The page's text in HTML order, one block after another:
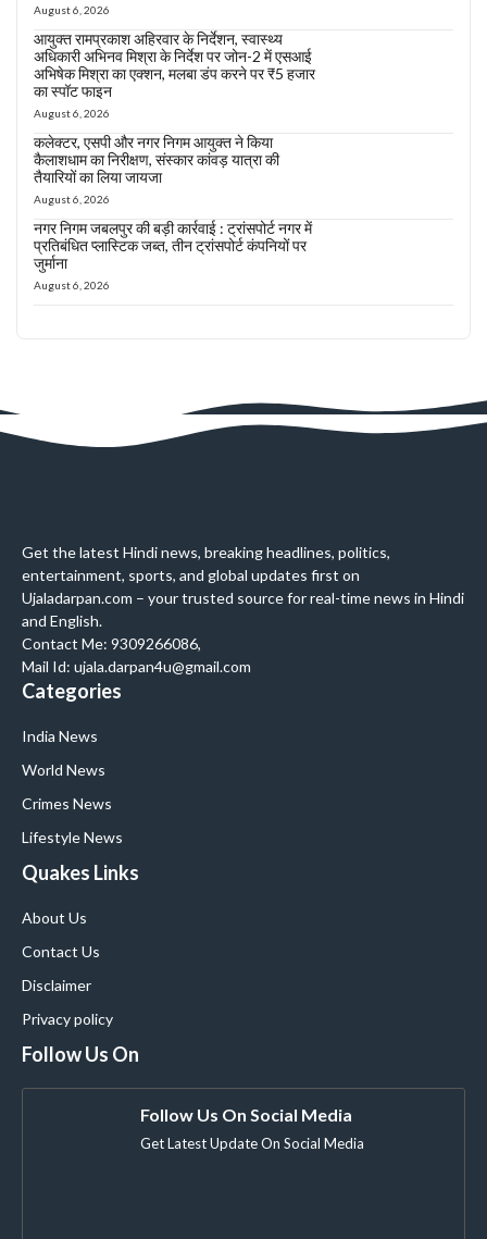
August 6, 2026
आयुक्त रामप्रकाश अहिरवार के निर्देशन, स्वास्थ्य
अधिकारी अभिनव मिश्रा के निर्देश पर जोन-2 में एसआई
अभिषेक मिश्रा का एक्शन, मलबा डंप करने पर ₹5 हजार
का स्पॉट फाइन
August 6, 2026
कलेक्टर, एसपी और नगर निगम आयुक्त ने किया
कैलाशधाम का निरीक्षण, संस्कार कांवड़ यात्रा की
तैयारियों का लिया जायजा
August 6, 2026
नगर निगम जबलपुर की बड़ी कार्रवाई : ट्रांसपोर्ट नगर में
प्रतिबंधित प्लास्टिक जब्त, तीन ट्रांसपोर्ट कंपनियों पर
जुर्माना
August 6, 2026
Get the latest Hindi news, breaking headlines, politics,
entertainment, sports, and global updates first on
Ujaladarpan.com – your trusted source for real-time news in Hindi
and English.
Contact Me: 9309266086,
Mail Id: ujala.darpan4u@gmail.com
Categories
India News
World News
Crimes News
Lifestyle News
Quakes Links
About Us
Contact Us
Disclaimer
Privacy policy
Follow Us On
Follow Us On Social Media
Get Latest Update On Social Media